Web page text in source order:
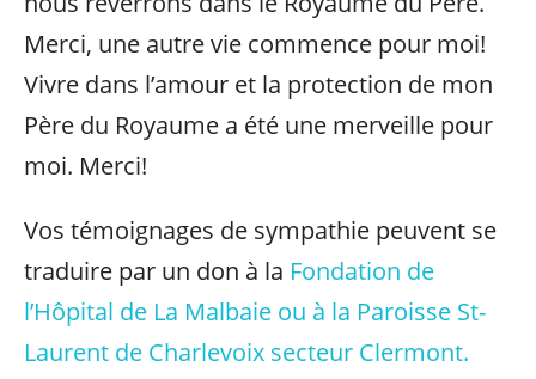
Merci, une autre vie commence pour moi!
Vivre dans l’amour et la protection de mon
Père du Royaume a été une merveille pour
moi. Merci!
Vos témoignages de sympathie peuvent se
traduire par un don à la Fondation de
l’Hôpital de La Malbaie ou à la Paroisse St-
Laurent de Charlevoix secteur Clermont.